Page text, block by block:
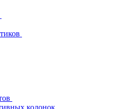
колонок